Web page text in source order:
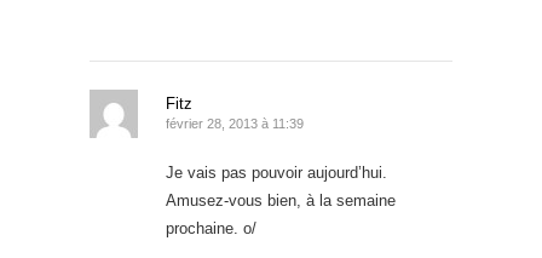
Fitz
février 28, 2013 à 11:39
Je vais pas pouvoir aujourd’hui.
Amusez-vous bien, à la semaine
prochaine. o/